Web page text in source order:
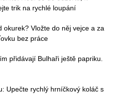
trik na rychlé loupání
okurek? Vložte do něj vejce a za
bez práce
přidávají Bulhaři ještě papriku.
Upečte rychlý hrníčkový koláč s